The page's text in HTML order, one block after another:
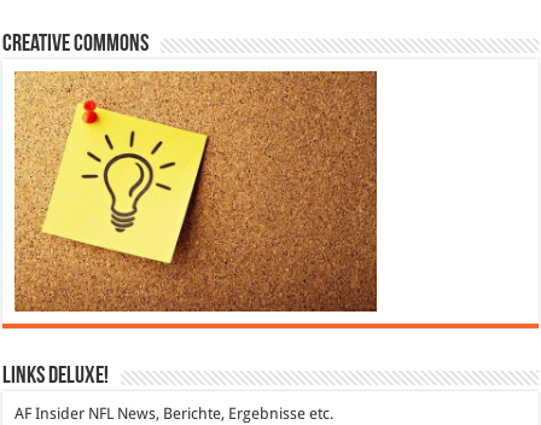
Creative Commons
Links DeLuXe!
AF Insider NFL News, Berichte, Ergebnisse etc.